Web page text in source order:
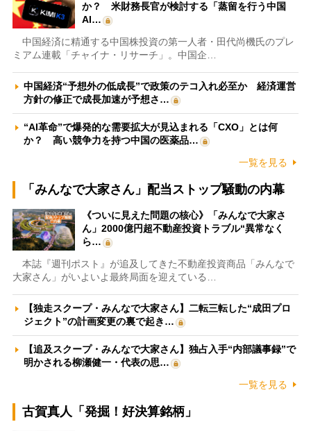
か？ 米財務長官が検討する「蒸留を行う中国
AI…
中国経済に精通する中国株投資の第一人者・田代尚機氏のプレ
ミアム連載「チャイナ・リサーチ」。中国企…
中国経済“予想外の低成長”で政策のテコ入れ必至か 経済運営
方針の修正で成長加速が予想さ…
“AI革命”で爆発的な需要拡大が見込まれる「CXO」とは何
か？ 高い競争力を持つ中国の医薬品…
一覧を見る
「みんなで大家さん」配当ストップ騒動の内幕
《ついに見えた問題の核心》「みんなで大家さ
ん」2000億円超不動産投資トラブル“異常なく
ら…
本誌『週刊ポスト』が追及してきた不動産投資商品「みんなで
大家さん」がいよいよ最終局面を迎えている…
【独走スクープ・みんなで大家さん】二転三転した“成田プロ
ジェクト”の計画変更の裏で起き…
【追及スクープ・みんなで大家さん】独占入手“内部議事録”で
明かされる柳瀬健一・代表の思…
一覧を見る
古賀真人「発掘！好決算銘柄」